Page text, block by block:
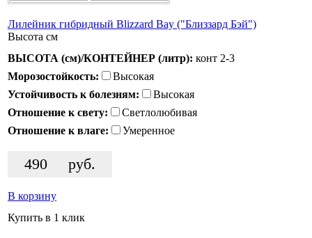
Лилейник гибридный Blizzard Bay ("Близзард Бэй")
Высота см
ВЫСОТА (см)/КОНТЕЙНЕР (литр): конт 2-3
Морозостойкость:
Высокая
Устойчивость к болезням:
Высокая
Отношение к свету:
Светлолюбивая
Отношение к влаге:
Умеренное
490 руб.
В корзину
Купить в 1 клик